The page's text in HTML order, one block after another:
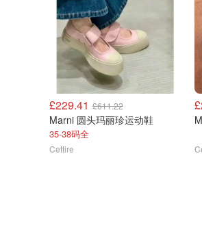
£229.41 £611.22
Marni 圆头玛丽珍运动鞋
35-38码全
Cettire